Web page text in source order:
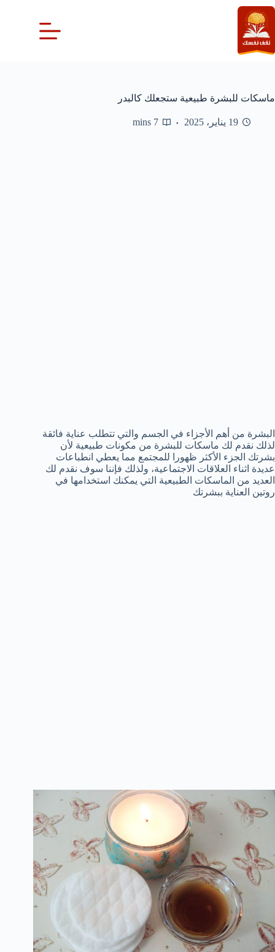
التجاوز
إلى
المحتوى
ماسكات للبشرة طبيعية ستجعلك كالبدر
19 يناير، 2025 7 mins
البشرة من أهم الأجزاء في الجسم والتي تتطلب عناية فائقة
لذلك نقدم لك ماسكات للبشرة من مكونات طبيعية لأن
بشرتك الجزء الأكثر ظهورا للمجتمع مما يعطي انطباعات
عديدة اثناء العلاقات الاجتماعية، ولذلك فإننا سوف نقدم لك
العديد من الماسكات الطبيعية التي يمكنك استخدامها في
روتين العناية ببشرتك